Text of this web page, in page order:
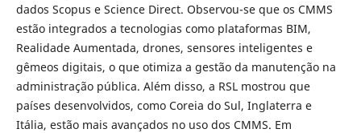
dados Scopus e Science Direct. Observou-se que os CMMS
estão integrados a tecnologias como plataformas BIM,
Realidade Aumentada, drones, sensores inteligentes e
gêmeos digitais, o que otimiza a gestão da manutenção na
administração pública. Além disso, a RSL mostrou que
países desenvolvidos, como Coreia do Sul, Inglaterra e
Itália, estão mais avançados no uso dos CMMS. Em